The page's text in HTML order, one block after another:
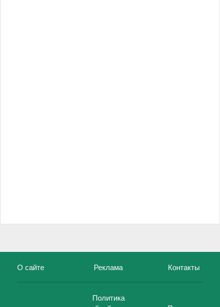
О сайте Реклама Контакты
Политика